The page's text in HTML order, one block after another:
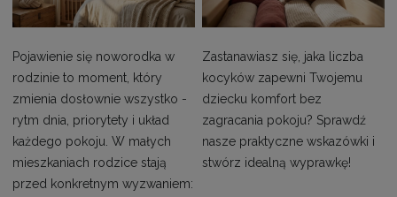
Pojawienie się noworodka w
rodzinie to moment, który
zmienia dosłownie wszystko -
rytm dnia, priorytety i układ
każdego pokoju. W małych
mieszkaniach rodzice stają
przed konkretnym wyzwaniem:
Zastanawiasz się, jaka liczba
kocyków zapewni Twojemu
dziecku komfort bez
zagracania pokoju? Sprawdź
nasze praktyczne wskazówki i
stwórz idealną wyprawkę!